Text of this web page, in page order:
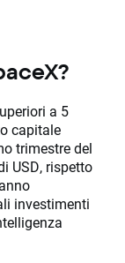
a 5
capitale
trimestre del
USD, rispetto
investimenti